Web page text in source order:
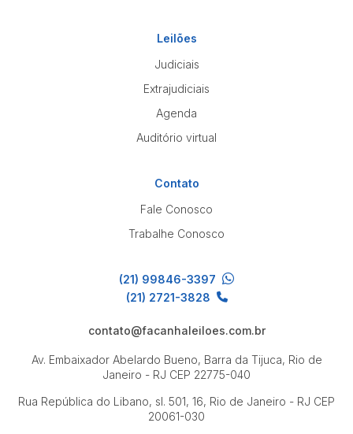
Leilões
Judiciais
Extrajudiciais
Agenda
Auditório virtual
Contato
Fale Conosco
Trabalhe Conosco
(21) 99846-3397
(21) 2721-3828
contato@facanhaleiloes.com.br
Av. Embaixador Abelardo Bueno, Barra da Tijuca, Rio de
Janeiro - RJ CEP 22775-040
Rua República do Libano, sl. 501, 16, Rio de Janeiro - RJ CEP
20061-030